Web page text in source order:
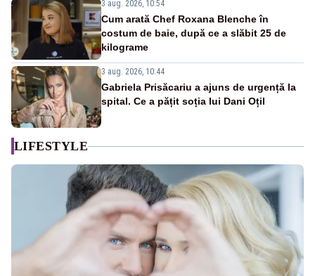
3 aug. 2026, 10:54
Cum arată Chef Roxana Blenche în
costum de baie, după ce a slăbit 25 de
kilograme
3 aug. 2026, 10:44
Gabriela Prisăcariu a ajuns de urgență la
spital. Ce a pățit soția lui Dani Oțil
LIFESTYLE